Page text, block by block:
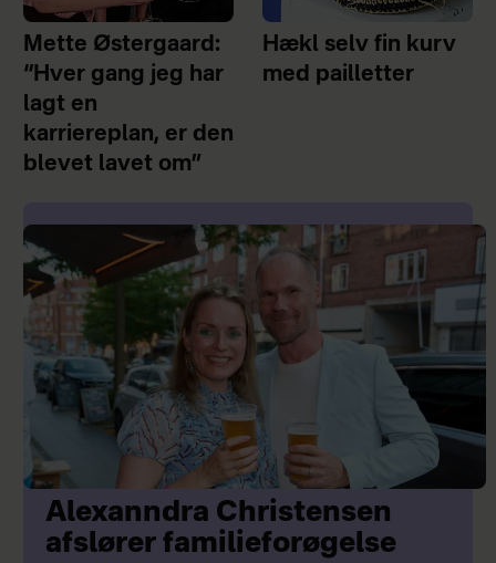
Mette Østergaard:
“Hver gang jeg har
lagt en
karriereplan, er den
blevet lavet om”
Hækl selv fin kurv
med pailletter
Alexanndra Christensen
afslører familieforøgelse